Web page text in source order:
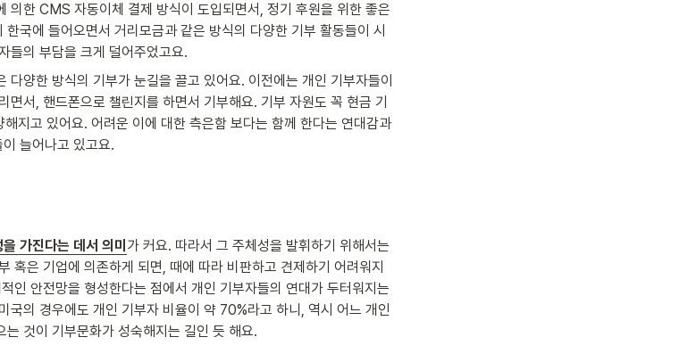
의한 CMS 자동이체 결제 방식이 도입되면서, 정기 후원을 위한 좋은
국에 들어오면서 거리모금과 같은 방식의 다양한 기부 활동들이 시
들의 부담을 크게 덜어주었고요.
다양한 방식의 기부가 눈길을 끌고 있어요. 이전에는 개인 기부자들이
면서, 핸드폰으로 챌린지를 하면서 기부해요. 기부 자원도 꼭 현금 기
지고 있어요. 어려운 이에 대한 측은함 보다는 함께 한다는 연대감과
늘어나고 있고요.
가진다는 데서 의미
혹은 기업에 의존하게 되면, 때에 따라 비판하고 견제하기 어려워지
인 안전망을 형성한다는 점에서 개인 기부자들의 연대가 두터워지는
국의 경우에도 개인 기부자 비율이 약 70%라고 하니, 역시 어느 개인
것이 기부문화가 성숙해지는 길인 듯 해요.